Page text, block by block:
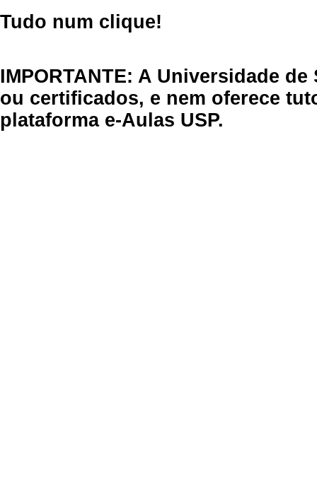
Tudo num clique!
IMPORTANTE: A Universidade
ou certificados, e nem oferece
plataforma e-Aulas USP.